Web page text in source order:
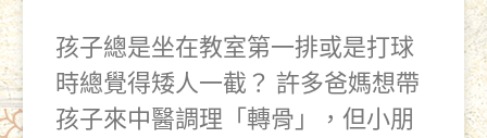
孩子總是坐在教室第一排或是打球
時總覺得矮人一截？ 許多爸媽想帶
孩子來中醫調理「轉骨」，但小朋